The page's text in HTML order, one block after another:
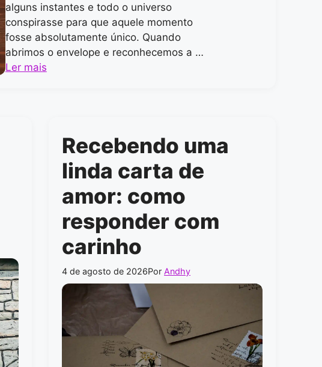
alguns instantes e todo o universo
conspirasse para que aquele momento
fosse absolutamente único. Quando
abrimos o envelope e reconhecemos a …
Ler mais
Recebendo uma
linda carta de
amor: como
responder com
carinho
4 de agosto de 2026Por Andhy